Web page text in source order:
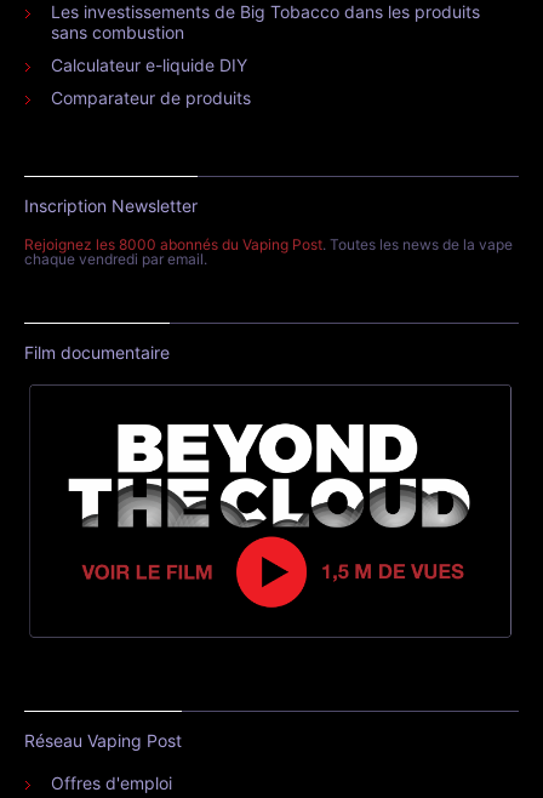
Les investissements de Big Tobacco dans les produits
sans combustion
Calculateur e-liquide DIY
Comparateur de produits
Inscription Newsletter
Rejoignez les 8000 abonnés du Vaping Post. Toutes les news de la vape
chaque vendredi par email.
Film documentaire
Réseau Vaping Post
Offres d'emploi